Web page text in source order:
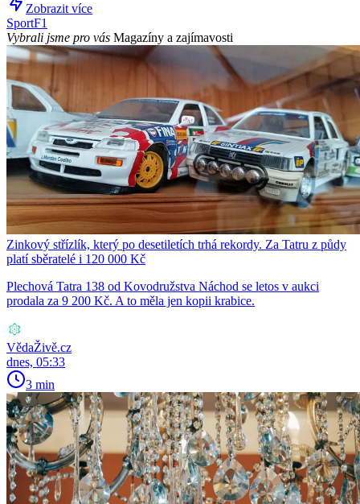
Zobrazit více
SportF1
Vybrali jsme pro vás Magazíny a zajímavosti
Zinkový střízlík, který po desetiletích trhá rekordy. Za Tatru z půdy
platí sběratelé i 120 000 Kč
Plechová Tatra 138 od Kovodružstva Náchod se letos v aukci
prodala za 9 200 Kč. A to měla jen kopii krabice.
VědaŽivě.cz
dnes, 05:33
3 min